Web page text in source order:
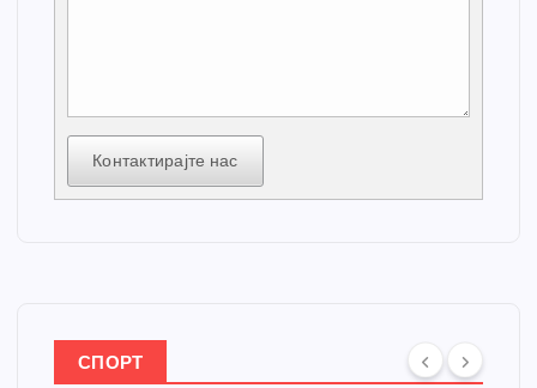
Контактирајте нас
СПОРТ